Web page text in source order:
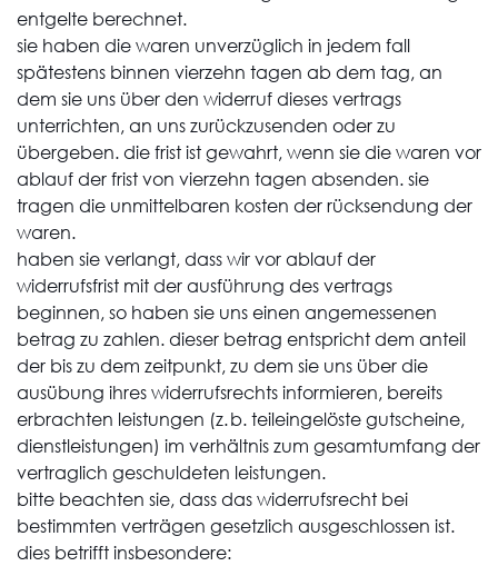
entgelte berechnet.
sie haben die waren unverzüglich in jedem fall
spätestens binnen vierzehn tagen ab dem tag, an
dem sie uns über den widerruf dieses vertrags
unterrichten, an uns zurückzusenden oder zu
übergeben. die frist ist gewahrt, wenn sie die waren vor
ablauf der frist von vierzehn tagen absenden. sie
tragen die unmittelbaren kosten der rücksendung der
waren.
haben sie verlangt, dass wir vor ablauf der
widerrufsfrist mit der ausführung des vertrags
beginnen, so haben sie uns einen angemessenen
betrag zu zahlen. dieser betrag entspricht dem anteil
der bis zu dem zeitpunkt, zu dem sie uns über die
ausübung ihres widerrufsrechts informieren, bereits
erbrachten leistungen (z. b. teileingelöste gutscheine,
dienstleistungen) im verhältnis zum gesamtumfang der
vertraglich geschuldeten leistungen.
bitte beachten sie, dass das widerrufsrecht bei
bestimmten verträgen gesetzlich ausgeschlossen ist.
dies betrifft insbesondere: